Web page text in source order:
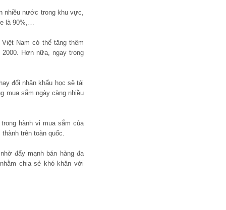
nhiều nước trong khu vực,
là 90%,…
Nam có thể tăng thêm
Hơn nữa, ngay trong
đổi nhân khẩu học sẽ tái
mua sắm ngày càng nhiều
hành vi mua sắm của
trên toàn quốc.
đẩy mạnh bán hàng đa
chia sẻ khó khăn với